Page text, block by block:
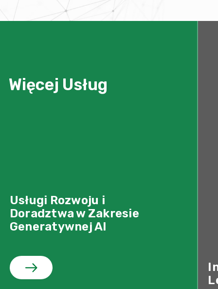
Więcej Usług
Usługi Rozwoju i
Doradztwa w Zakresie
Generatywnej AI